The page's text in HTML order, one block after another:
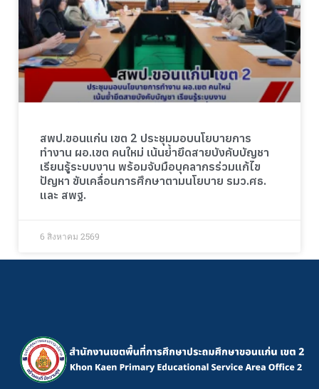
สพป.ขอนแก่น เขต 2 ประชุมมอบนโยบายการ
ทำงาน ผอ.เขต คนใหม่ เน้นย้ำยึดสายบังคับบัญชา
เรียนรู้ระบบงาน พร้อมจับมือบุคลากรร่วมแก้ไข
ปัญหา ขับเคลื่อนการศึกษาตามนโยบาย รมว.ศธ.
และ สพฐ.
6 สิงหาคม 2569